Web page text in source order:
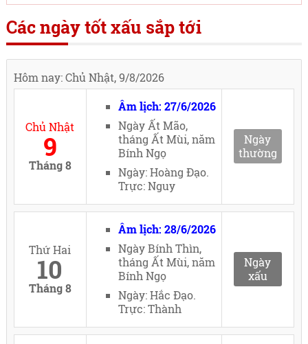
Các ngày tốt xấu sắp tới
Hôm nay: Chủ Nhật, 9/8/2026
Chủ Nhật
9
Tháng 8
Âm lịch: 27/6/2026
Ngày Ất Mão,
tháng Ất Mùi, năm
Bính Ngọ
Ngày: Hoàng Đạo.
Trực: Nguy
Ngày
thường
Thứ Hai
10
Tháng 8
Âm lịch: 28/6/2026
Ngày Bính Thìn,
tháng Ất Mùi, năm
Bính Ngọ
Ngày: Hắc Đạo.
Trực: Thành
Ngày
xấu